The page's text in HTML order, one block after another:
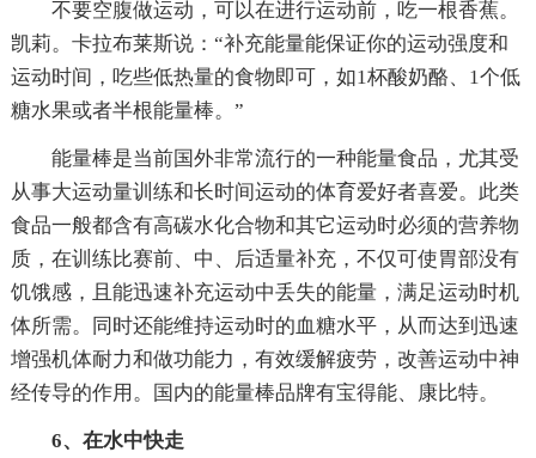
不要空腹做运动，可以在进行运动前，吃一根香蕉。
凯莉。卡拉布莱斯说：“补充能量能保证你的运动强度和
运动时间，吃些低热量的食物即可，如1杯酸奶酪、1个低
糖水果或者半根能量棒。”
能量棒是当前国外非常流行的一种能量食品，尤其受
从事大运动量训练和长时间运动的体育爱好者喜爱。此类
食品一般都含有高碳水化合物和其它运动时必须的营养物
质，在训练比赛前、中、后适量补充，不仅可使胃部没有
饥饿感，且能迅速补充运动中丢失的能量，满足运动时机
体所需。同时还能维持运动时的血糖水平，从而达到迅速
增强机体耐力和做功能力，有效缓解疲劳，改善运动中神
经传导的作用。国内的能量棒品牌有宝得能、康比特。
6、在水中快走